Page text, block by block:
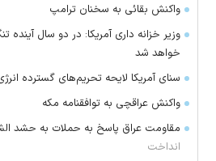
واکنش بقائی به سخنان ترامپ
وزیر خزانه داری آمریکا: در دو سال آینده
خواهد شد
سنای آمریکا لایحه تحریم‌های گسترده
واکنش عراقچی به توافقنامه مکه
مقاومت عراق پاسخ به حملات به حشد
انداخت